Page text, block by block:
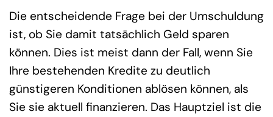
Die entscheidende Frage bei der Umschuldung
ist, ob Sie damit tatsächlich Geld sparen
können. Dies ist meist dann der Fall, wenn Sie
Ihre bestehenden Kredite zu deutlich
günstigeren Konditionen ablösen können, als
Sie sie aktuell finanzieren. Das Hauptziel ist die